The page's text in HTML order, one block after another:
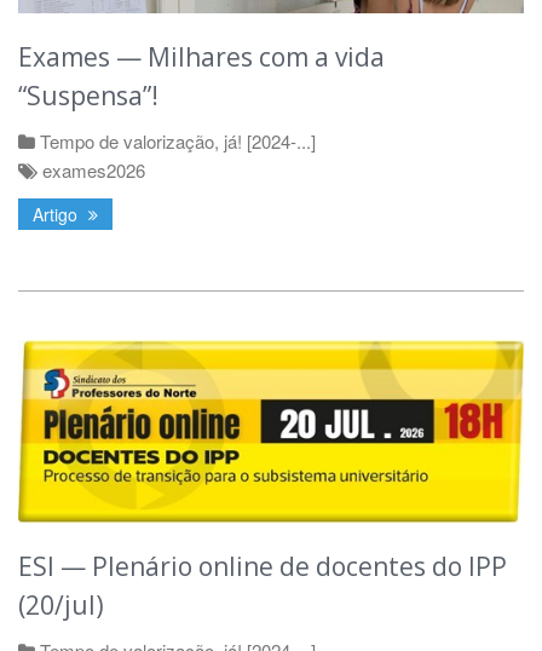
Exames — Milhares com a vida
“Suspensa”!
Tempo de valorização, já! [2024-...]
exames2026
Artigo
ESI — Plenário online de docentes do IPP
(20/jul)